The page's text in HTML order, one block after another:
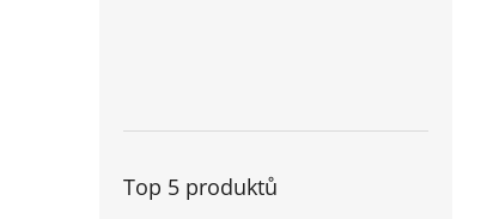
Top 5 produktů